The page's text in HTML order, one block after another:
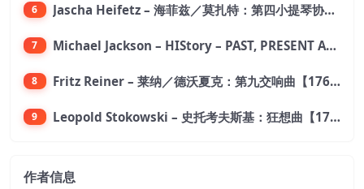
6 Jascha Heifetz – 海菲兹／莫扎特：第四小提琴协奏曲，第五小提琴协奏曲《土耳其》／维瓦尔第：小提琴与大提琴协奏曲，RV 547【192kHz／24bit】
7 Michael Jackson – HIStory – PAST, PRESENT AND FUTURE – BOOK I【96kHz／24bit】
8 Fritz Reiner – 莱纳／德沃夏克：第九交响曲【176.4kHz／24bit】
9 Leopold Stokowski – 史托考夫斯基：狂想曲【176.4kHz／24bit】
作者信息